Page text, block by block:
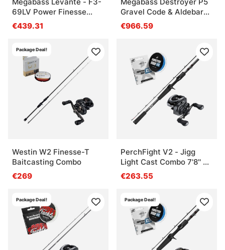
69LV Power Finesse
Combo
€439.31
Gravel Code & Aldebaran
BFS Combo
€966.59
Package Deal!
Westin W2 Finesse-T
Baitcasting Combo
€269
PerchFight V2 - Jigg
Light Cast Combo 7'8'' 3-
20g
€263.55
Package Deal! Package Deal!